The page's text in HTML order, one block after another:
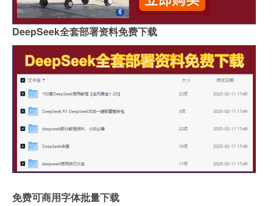
DeepSeek全套部署资料免费下载
免费可商用字体批量下载